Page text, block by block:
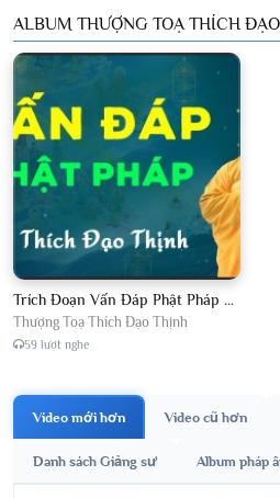
ALBUM THƯỢNG TOẠ THÍCH
Trích Đoạn Vấn Đáp Phật Pháp 2026
Thượng Toạ Thích Đạo Thịnh
59 lượt nghe
Video mới hơn Video cũ hơn
Danh sách Giảng sư Album pháp